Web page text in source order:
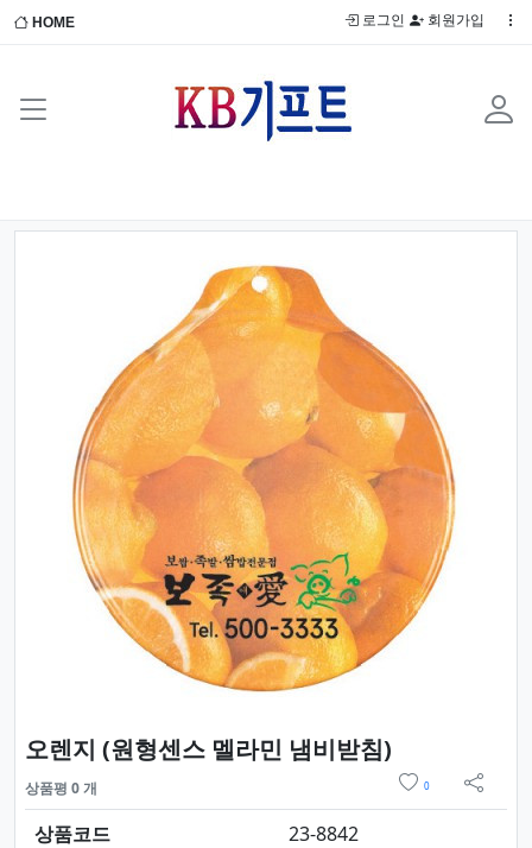
HOME 로그인 회원가입
Previous
오렌지 (원형센스 멜라민 냄비받침)
상품평 0 개 0
sns 공
상품코드
23-8842